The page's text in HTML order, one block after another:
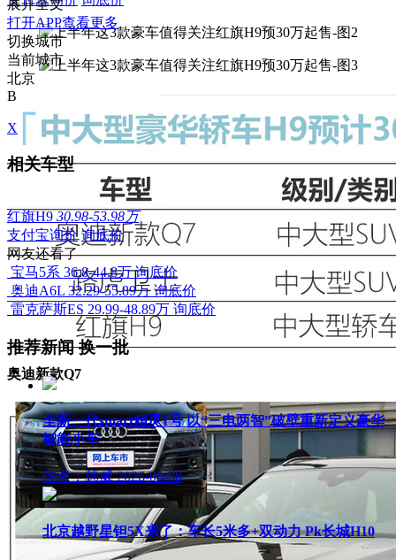
奥迪新款Q7
展开全文
打开APP查看更多
切换城市
当前城市
北京
B
X
相关车型
红旗H9 30.98-53.98万
支付宝询价 询底价
网友还看了
宝马5系 36.8-44.8万 询底价
奥迪A6L 32.29-55.89万 询底价
雷克萨斯ES 29.99-48.89万 询底价
推荐新闻换一批
全新一代smart精灵1号 以“三电两智”破壁重新定义豪华
智能小车
作者：韩威 2026-08-08
北京越野星钽5X来了：车长5米多+双动力 Pk长城H10